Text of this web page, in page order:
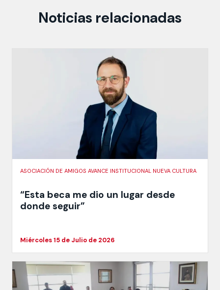
Noticias relacionadas
ASOCIACIÓN DE AMIGOS AVANCE INSTITUCIONAL NUEVA CULTURA
“Esta beca me dio un lugar desde
donde seguir”
Miércoles 15 de Julio de 2026